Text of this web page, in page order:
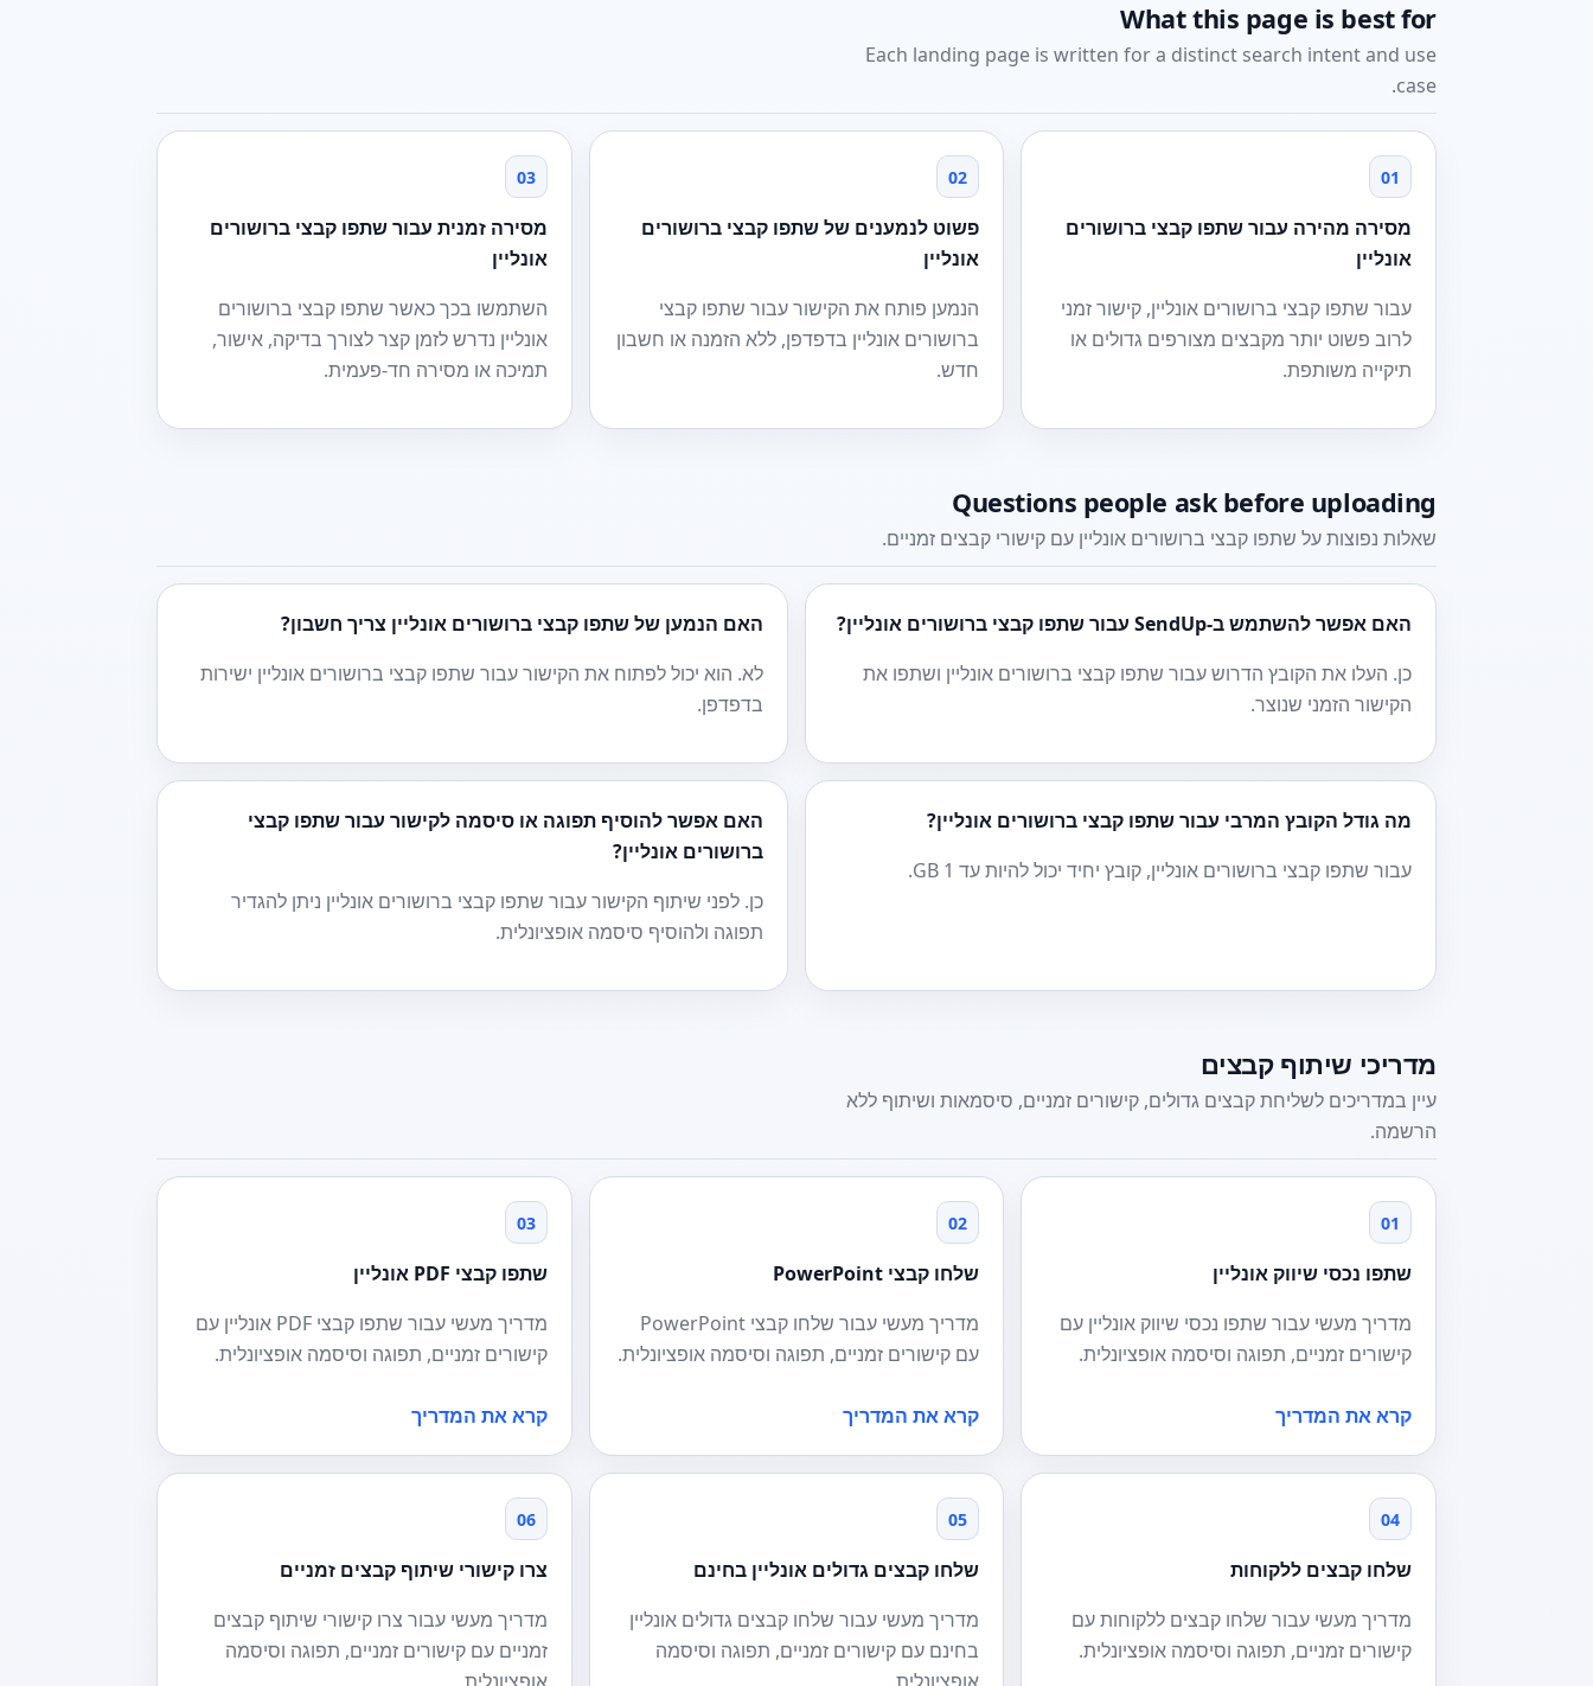
What this page is best for
Each landing page is written for a distinct search intent and use
case.
01
מסירה מהירה עבור שתפו קבצי ברושורים
אונליין
עבור שתפו קבצי ברושורים אונליין, קישור זמני
לרוב פשוט יותר מקבצים מצורפים גדולים או
תיקייה משותפת.
02
פשוט לנמענים של שתפו קבצי ברושורים
אונליין
הנמען פותח את הקישור עבור שתפו קבצי
ברושורים אונליין בדפדפן, ללא הזמנה או חשבון
חדש.
03
מסירה זמנית עבור שתפו קבצי ברושורים
אונליין
השתמשו בכך כאשר שתפו קבצי ברושורים
אונליין נדרש לזמן קצר לצורך בדיקה, אישור,
תמיכה או מסירה חד-פעמית.
Questions people ask before uploading
שאלות נפוצות על שתפו קבצי ברושורים אונליין עם קישורי קבצים זמניים.
האם אפשר להשתמש ב-SendUp עבור שתפו קבצי ברושורים אונליין?
כן. העלו את הקובץ הדרוש עבור שתפו קבצי ברושורים אונליין ושתפו את
הקישור הזמני שנוצר.
האם הנמען של שתפו קבצי ברושורים אונליין צריך חשבון?
לא. הוא יכול לפתוח את הקישור עבור שתפו קבצי ברושורים אונליין ישירות
בדפדפן.
מה גודל הקובץ המרבי עבור שתפו קבצי ברושורים אונליין?
עבור שתפו קבצי ברושורים אונליין, קובץ יחיד יכול להיות עד 1 GB.
האם אפשר להוסיף תפוגה או סיסמה לקישור עבור שתפו קבצי
ברושורים אונליין?
כן. לפני שיתוף הקישור עבור שתפו קבצי ברושורים אונליין ניתן להגדיר
תפוגה ולהוסיף סיסמה אופציונלית.
מדריכי שיתוף קבצים
עיין במדריכים לשליחת קבצים גדולים, קישורים זמניים, סיסמאות ושיתוף ללא
הרשמה.
01
שתפו נכסי שיווק אונליין
מדריך מעשי עבור שתפו נכסי שיווק אונליין עם
קישורים זמניים, תפוגה וסיסמה אופציונלית.
קרא את המדריך
02
שלחו קבצי PowerPoint
מדריך מעשי עבור שלחו קבצי PowerPoint
עם קישורים זמניים, תפוגה וסיסמה אופציונלית.
קרא את המדריך
03
שתפו קבצי PDF אונליין
מדריך מעשי עבור שתפו קבצי PDF אונליין עם
קישורים זמניים, תפוגה וסיסמה אופציונלית.
קרא את המדריך
04
שלחו קבצים ללקוחות
מדריך מעשי עבור שלחו קבצים ללקוחות עם
קישורים זמניים, תפוגה וסיסמה אופציונלית.
05
שלחו קבצים גדולים אונליין בחינם
מדריך מעשי עבור שלחו קבצים גדולים אונליין
בחינם עם קישורים זמניים, תפוגה וסיסמה
06
צרו קישורי שיתוף קבצים זמניים
מדריך מעשי עבור צרו קישורי שיתוף קבצים
זמניים עם קישורים זמניים, תפוגה וסיסמה